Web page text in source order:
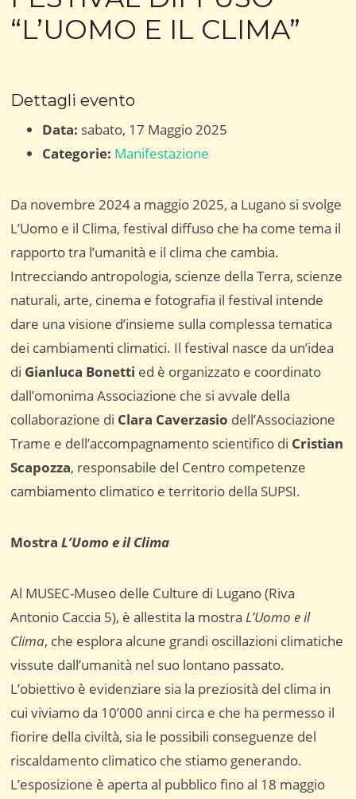
“L’UOMO E IL CLIMA”
Dettagli evento
Data: sabato, 17 Maggio 2025
Categorie: Manifestazione
Da novembre 2024 a maggio 2025, a Lugano si svolge
L’Uomo e il Clima, festival diffuso che ha come tema il
rapporto tra l’umanità e il clima che cambia.
Intrecciando antropologia, scienze della Terra, scienze
naturali, arte, cinema e fotografia il festival intende
dare una visione d’insieme sulla complessa tematica
dei cambiamenti climatici. Il festival nasce da un’idea
di Gianluca Bonetti ed è organizzato e coordinato
dall’omonima Associazione che si avvale della
collaborazione di Clara Caverzasio dell’Associazione
Trame e dell’accompagnamento scientifico di Cristian
Scapozza, responsabile del Centro competenze
cambiamento climatico e territorio della SUPSI.
MostraL’Uomo e il Clima
Al MUSEC-Museo delle Culture di Lugano (Riva
Antonio Caccia 5), è allestita la mostraL’Uomo e il
Clima, che esplora alcune grandi oscillazioni climatiche
vissute dall’umanità nel suo lontano passato.
L’obiettivo è evidenziare sia la preziosità del clima in
cui viviamo da 10’000 anni circa e che ha permesso il
fiorire della civiltà, sia le possibili conseguenze del
riscaldamento climatico che stiamo generando.
L’esposizione è aperta al pubblico fino al 18 maggio